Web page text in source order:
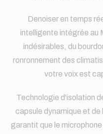
Denoiser en temps
intelligente intégrée au
indésirables, du
ronronnement des
votre voix est
Technologie d'isolation
capsule dynamique et
garantit que le